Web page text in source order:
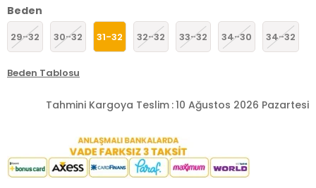
Beden
29-32 30-32 31-32 32-32 33-32 34-30 34-32
Beden Tablosu
Tahmini Kargoya Teslim :10 Ağustos 2026 Pazartesi